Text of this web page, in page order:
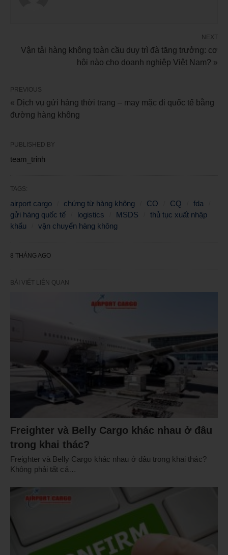
NEXT
Vận tải hàng không toàn cầu duy trì đà tăng trưởng: cơ
hội nào cho doanh nghiệp Việt Nam? »
PREVIOUS
« Dịch vụ gửi hàng thời trang – may mặc đi quốc tế bằng
đường hàng không
PUBLISHED BY
team_trinh
TAGS:
airport cargo chứng từ hàng không CO CQ
fda
gửi hàng quốc tế
logistics MSDS
thủ tục xuất nhập
khẩu
vận chuyển hàng không
8 THÁNG AGO
BÀI VIẾT LIÊN QUAN
Freighter và Belly Cargo khác nhau ở đâu
trong khai thác?
Freighter và Belly Cargo khác nhau ở đâu trong khai thác?
Không phải tất cả…